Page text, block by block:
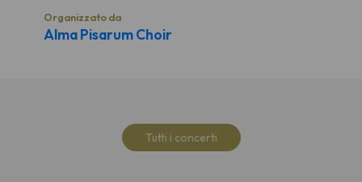
Organizzato da
Alma Pisarum Choir
Tutti i concerti